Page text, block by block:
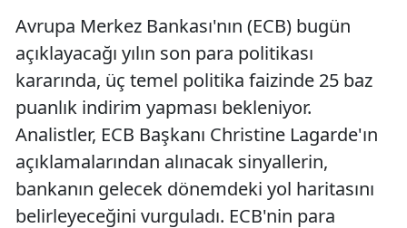
Avrupa Merkez Bankası'nın (ECB) bugün
açıklayacağı yılın son para politikası
kararında, üç temel politika faizinde 25 baz
puanlık indirim yapması bekleniyor.
Analistler, ECB Başkanı Christine Lagarde'ın
açıklamalarından alınacak sinyallerin,
bankanın gelecek dönemdeki yol haritasını
belirleyeceğini vurguladı. ECB'nin para